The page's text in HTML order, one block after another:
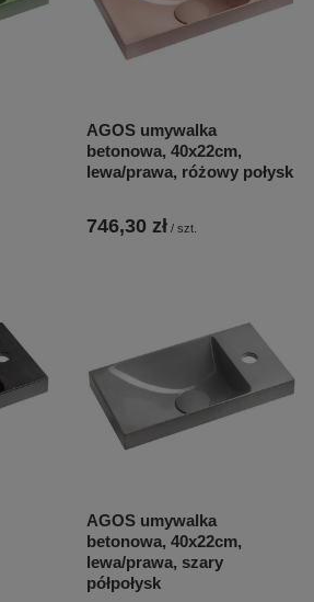
AGOS umywalka
betonowa, 40x22cm,
lewa/prawa, różowy połysk
746,30 zł / szt.
AGOS umywalka
betonowa, 40x22cm,
lewa/prawa, szary
półpołysk